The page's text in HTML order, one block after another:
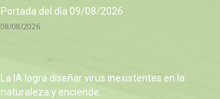
Portada del día 09/08/2026
08/08/2026
La IA logra diseñar virus inexistentes en la
naturaleza y enciende...